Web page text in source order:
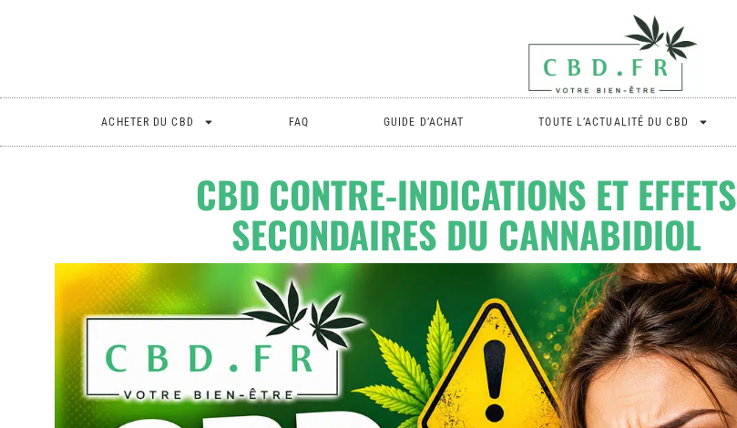
ACHETER DU CBD FAQ GUIDE D’ACHAT TOUTE L’ACTUALITÉ DU CBD
CBD CONTRE-INDICATIONS ET EFFETS
SECONDAIRES DU CANNABIDIOL